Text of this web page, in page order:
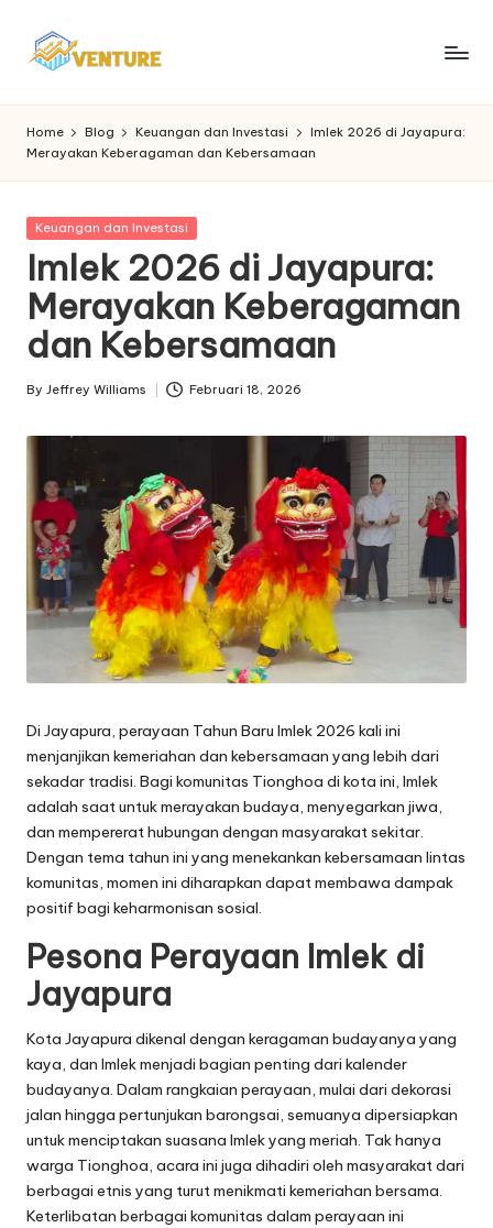
I
n
n
o
v
e
n
t
u
r
e
Berita
Home Blog Keuangan dan Investasi
Imlek 2026 di Jayapura:
Merayakan Keberagaman dan Kebersamaan
Posted
Keuangan dan Investasi
Imlek 2026 di Jayapura:
Merayakan Keberagaman
dan Kebersamaan
Posted
By Jeffrey Williams Februari 18, 2026
Di Jayapura, perayaan Tahun Baru Imlek 2026 kali ini
menjanjikan kemeriahan dan kebersamaan yang lebih dari
sekadar tradisi. Bagi komunitas Tionghoa di kota ini, Imlek
adalah saat untuk merayakan budaya, menyegarkan jiwa,
dan mempererat hubungan dengan masyarakat sekitar.
Dengan tema tahun ini yang menekankan kebersamaan lintas
komunitas, momen ini diharapkan dapat membawa dampak
positif bagi keharmonisan sosial.
Pesona Perayaan Imlek di
Jayapura
Kota Jayapura dikenal dengan keragaman budayanya yang
kaya, dan Imlek menjadi bagian penting dari kalender
budayanya. Dalam rangkaian perayaan, mulai dari dekorasi
jalan hingga pertunjukan barongsai, semuanya dipersiapkan
untuk menciptakan suasana Imlek yang meriah. Tak hanya
warga Tionghoa, acara ini juga dihadiri oleh masyarakat dari
berbagai etnis yang turut menikmati kemeriahan bersama.
Keterlibatan berbagai komunitas dalam perayaan ini